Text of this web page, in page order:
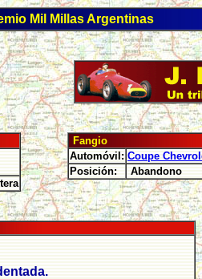
Mil Millas Argentinas
Fangio
Automóvil: Coupe
Posición:
Abandono